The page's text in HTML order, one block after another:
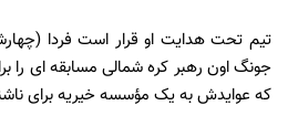
تیم تحت هدایت او قرار است فردا
جونگ اون رهبر کره شمالی مسابقه ای را
که عوایدش به یک مؤسسه خیریه برای